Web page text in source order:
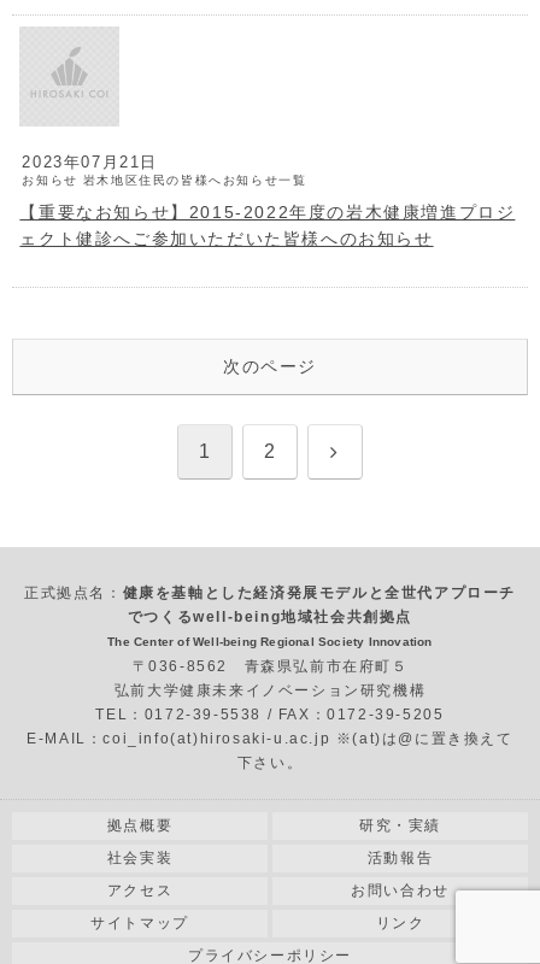
2023年07月21日
お知らせ 岩木地区住民の皆様へお知らせ一覧
【重要なお知らせ】2015-2022年度の岩木健康増進プロジ
ェクト健診へご参加いただいた皆様へのお知らせ
次のページ
1 2 次
正式拠点名： 健康を基軸とした経済発展モデルと全世代アプローチ
でつくるwell-being地域社会共創拠点
The Center of Well-being Regional Society Innovation
〒036-8562 青森県弘前市在府町５
弘前大学健康未来イノベーション研究機構
TEL：0172-39-5538 / FAX：0172-39-5205
E-MAIL：coi_info(at)hirosaki-u.ac.jp ※(at)は@に置き換えて
下さい。
拠点概要
研究・実績
社会実装
活動報告
アクセス
お問い合わせ
サイトマップ
リンク
プライバシーポリシー